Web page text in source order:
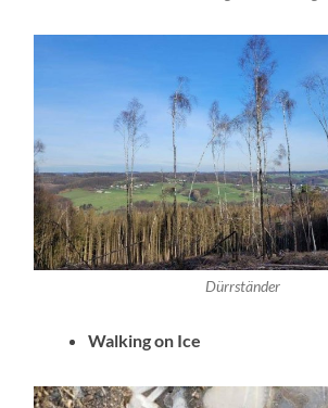
Dürrständer
Walking on Ice